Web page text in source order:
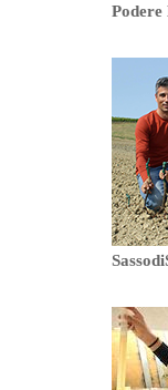
Podere